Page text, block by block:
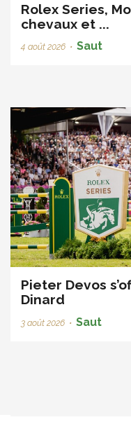
Rolex Series,
chevaux et ...
4 août 2026 • Saut
Pieter Devos
Dinard
3 août 2026 • Saut